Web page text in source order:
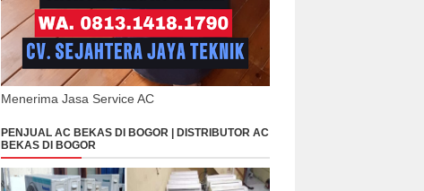
Menerima Jasa Service AC
PENJUAL AC BEKAS DI BOGOR | DISTRIBUTOR AC
BEKAS DI BOGOR